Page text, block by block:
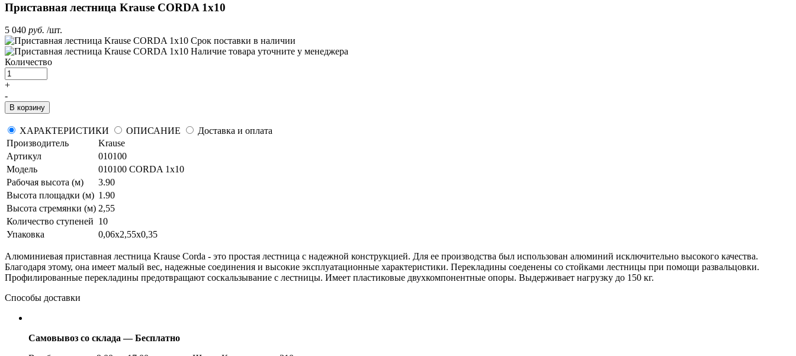
Приставная лестница Krause CORDA 1х10
5 040 руб. /шт.
Срок поставки в наличии
Наличие товара уточните у менеджера
Количество
+
-
В корзину
ХАРАКТЕРИСТИКИ ОПИСАНИЕ
Доставка и оплата
Производитель
Krause
Артикул
010100
Модель
010100 CORDA 1х10
Рабочая высота (м)
3.90
Высота площадки (м) 1.90
Высота стремянки (м) 2,55
Количество ступеней 10
Упаковка
0,06х2,55х0,35
Алюминиевая приставная лестница Krause Corda - это простая лестница с надежной конструкцией. Для ее производства был использован алюминий исключительно высокого качества.
Благодаря этому, она имеет малый вес, надежные соединения и высокие эксплуатационные характеристики. Перекладины соеденены со стойками лестницы при помощи развальцовки.
Профилированные перекладины предотвращают соскальзывание с лестницы. Имеет пластиковые двухкомпонентные опоры. Выдерживает нагрузку до 150 кг.
Способы доставки
Самовывоз со склада — Бесплатно